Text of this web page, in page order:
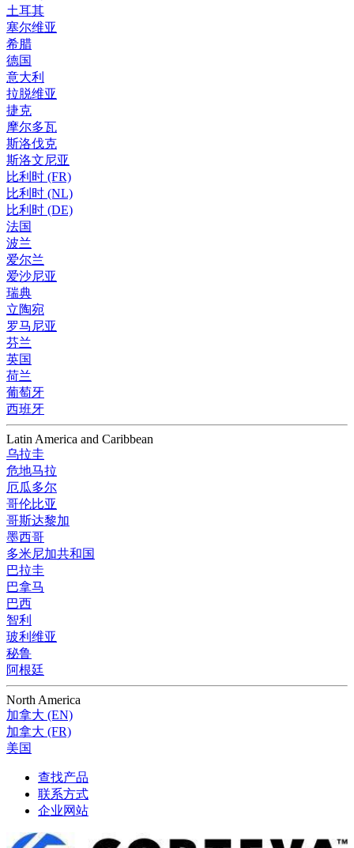
土耳其
塞尔维亚
希腊
德国
意大利
拉脱维亚
捷克
摩尔多瓦
斯洛伐克
斯洛文尼亚
比利时 (FR)
比利时 (NL)
比利时 (DE)
法国
波兰
爱尔兰
爱沙尼亚
瑞典
立陶宛
罗马尼亚
芬兰
英国
荷兰
葡萄牙
西班牙
Latin America and Caribbean
乌拉圭
危地马拉
厄瓜多尔
哥伦比亚
哥斯达黎加
墨西哥
多米尼加共和国
巴拉圭
巴拿马
巴西
智利
玻利维亚
秘鲁
阿根廷
North America
加拿大 (EN)
加拿大 (FR)
美国
查找产品
联系方式
企业网站